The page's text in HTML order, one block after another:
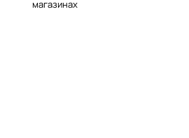
магазинах